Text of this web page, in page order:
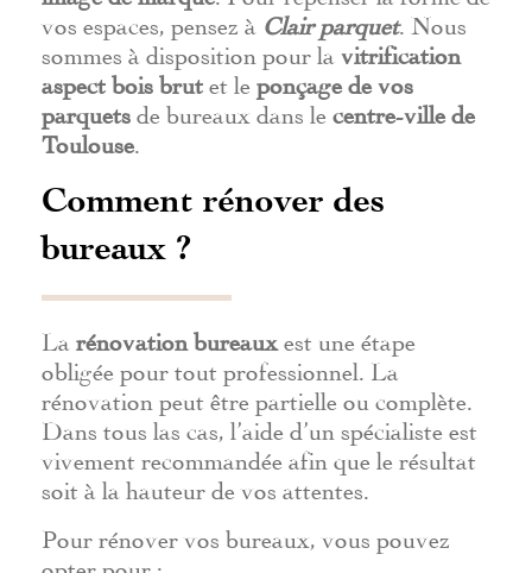
vos espaces, pensez à Clair parquet. Nous
sommes à disposition pour la vitrification
aspect bois brut et le ponçage de vos
parquets de bureaux dans le centre-ville de
Toulouse
Comment rénover des
bureaux ?
La rénovation bureaux est une étape
obligée pour tout professionnel. La
rénovation peut être partielle ou complète.
Dans tous las cas, l’aide d’un spécialiste est
vivement recommandée afin que le résultat
soit à la hauteur de vos attentes.
Pour rénover vos bureaux, vous pouvez
opter pour :